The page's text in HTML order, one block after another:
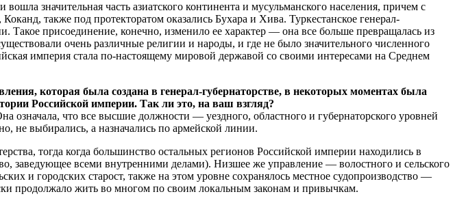
значительная часть азиатского континента и мусульманского населения, причем с
также под протекторатом оказались Бухара и Хива. Туркестанское генерал-
Такое присоединение, конечно, изменило ее характер — она все больше превращалась из
очень различные религии и народы, и где не было значительного численного
империя стала по-настоящему мировой державой со своими интересами на Среднем
которая была создана в генерал-губернаторстве, в некоторых моментах была
Российской империи. Так ли это, на ваш взгляд?
что все высшие должности — уездного, областного и губернаторского уровней
не выбирались, а назначались по армейской линии.
тогда когда большинство остальных регионов Российской империи находились в
заведующее всеми внутренними делами). Низшее же управление — волостного и сельского
и городских старост, также на этом уровне сохранялось местное судопроизводство —
продолжало жить во многом по своим локальным законам и привычкам.